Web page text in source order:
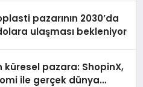
pazarının 2030’da
ulaşması bekleniyor
küresel pazara: ShopinX,
ile gerçek dünya